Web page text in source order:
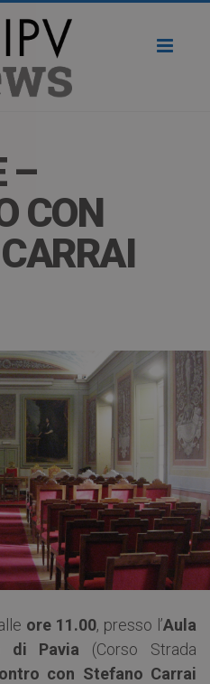
–
CON
ore 11.00, presso l’Aula
di Pavia (Corso Strada
con Stefano Carrai